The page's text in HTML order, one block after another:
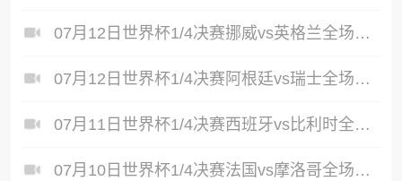
07月12日世界杯1/4决赛挪威vs英格兰全场录像
07月12日世界杯1/4决赛阿根廷vs瑞士全场录像
07月11日世界杯1/4决赛西班牙vs比利时全场录像
07月10日世界杯1/4决赛法国vs摩洛哥全场录像